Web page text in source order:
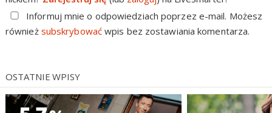
Informuj mnie o odpowiedziach poprzez e-mail. Możesz
również subskrybowaćwpis bez zostawiania komentarza.
OSTATNIE WPISY